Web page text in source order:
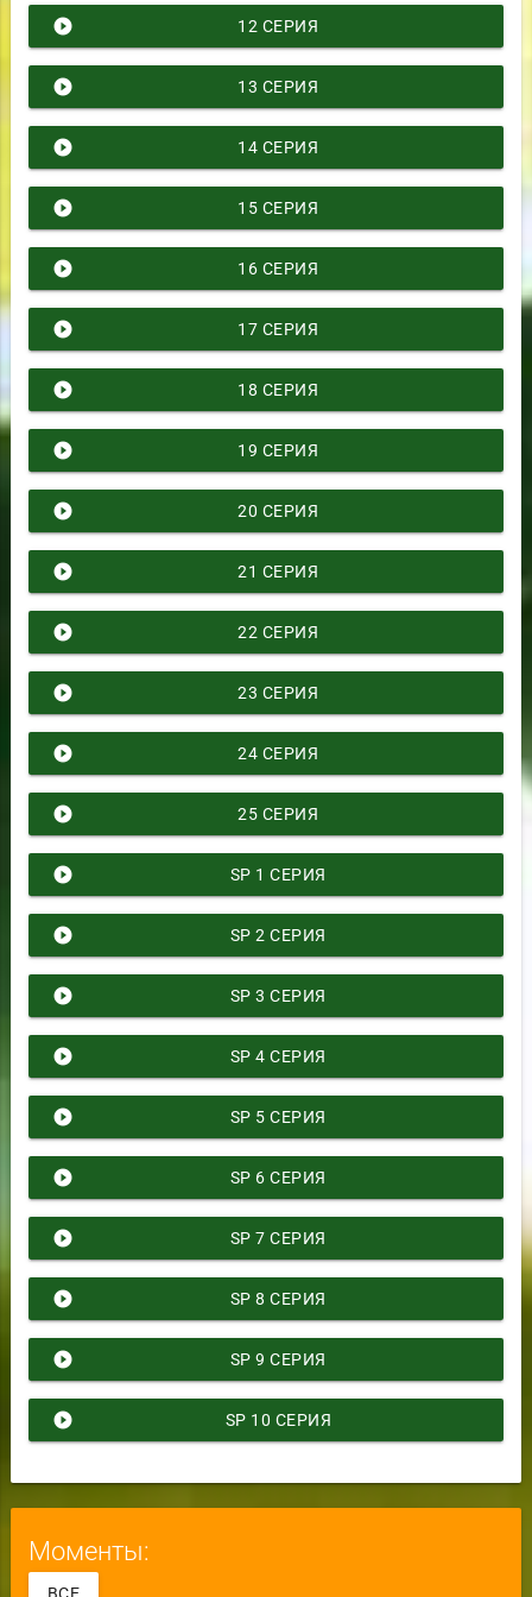
play_circle_filled 12 СЕРИЯ
play_circle_filled 13 СЕРИЯ
play_circle_filled 14 СЕРИЯ
play_circle_filled 15 СЕРИЯ
play_circle_filled 16 СЕРИЯ
play_circle_filled 17 СЕРИЯ
play_circle_filled 18 СЕРИЯ
play_circle_filled 19 СЕРИЯ
play_circle_filled 20 СЕРИЯ
play_circle_filled 21 СЕРИЯ
play_circle_filled 22 СЕРИЯ
play_circle_filled 23 СЕРИЯ
play_circle_filled 24 СЕРИЯ
play_circle_filled 25 СЕРИЯ
play_circle_filled SP 1 СЕРИЯ
play_circle_filled SP 2 СЕРИЯ
play_circle_filled SP 3 СЕРИЯ
play_circle_filled SP 4 СЕРИЯ
play_circle_filled SP 5 СЕРИЯ
play_circle_filled SP 6 СЕРИЯ
play_circle_filled SP 7 СЕРИЯ
play_circle_filled SP 8 СЕРИЯ
play_circle_filled SP 9 СЕРИЯ
play_circle_filled SP 10 СЕРИЯ
Моменты: